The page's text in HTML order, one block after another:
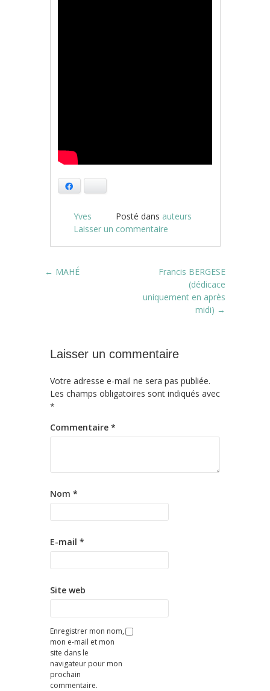
Yves Posté dans auteurs
Laisser un commentaire
Post navigation
← MAHÉ
Francis BERGESE
(dédicace
uniquement en après
midi) →
Laisser un commentaire
Votre adresse e-mail ne sera pas publiée.
Les champs obligatoires sont indiqués avec
*
Commentaire *
Nom *
E-mail *
Site web
Enregistrer mon nom,
mon e-mail et mon
site dans le
navigateur pour mon
prochain
commentaire.